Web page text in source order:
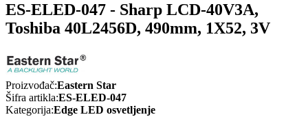
ES-ELED-047 - Sharp LCD-40V3A,
Toshiba 40L2456D, 490mm, 1X52, 3V
Proizvođač:Eastern Star
Šifra artikla:ES-ELED-047
Kategorija:Edge LED osvetljenje